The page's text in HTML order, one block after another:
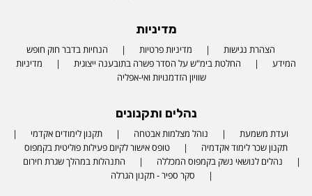
מדיניות
הצהרת נגישות מדיניות פרטיות
הנחיות בדבר חוק חופש
המידע
החלטת בימ"ש על הסדר פשרה בתובענה ייצוגית
מדיניות
שוויון הזדמנויות ואי-אפליה
נהלים ותקנונים
ועדת משמעת נוהל מצלמות אבטחה
תקנון לימודים אקדמי
תקנון שכר לימוד אקדמיה
טופס אישור לקיום פעילות פוליטית בקמפוס
נהלים לנושאי נשק בקמפוס המכללה
התנהלות במהלך שגרת חירום
סקר ספיר - תקנון הגרלה